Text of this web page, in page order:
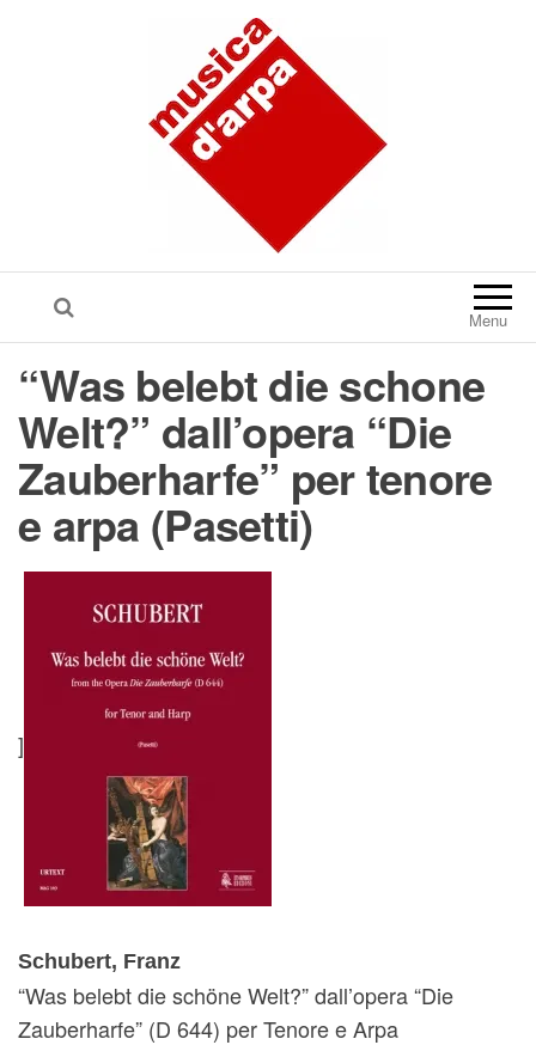
Menu
“Was belebt die schone
Welt?” dall’opera “Die
Zauberharfe” per tenore
e arpa (Pasetti)
]
Schubert, Franz
“Was belebt die schöne Welt?” dall’opera “Die
Zauberharfe” (D 644) per Tenore e Arpa